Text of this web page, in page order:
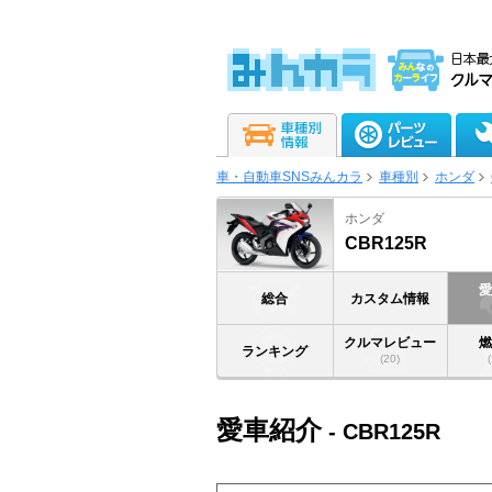
車・自動車SNSみんカラ 車種別 ホンダ
ホンダ
CBR125R
総合 カスタム情報
ランキング
クルマレビュー
(20)
愛車紹介- CBR125R